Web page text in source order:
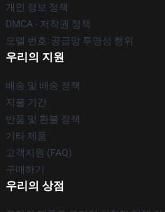
개인 정보 정책
DMCA - 저작권 정책
모델 번호: 공급망 투명성 행위
우리의 지원
배송 및 배송 정책
지불 기간
반품 및 환불 정책
기타 제품
고객지원 (FAQ)
구매하기
우리의 상점